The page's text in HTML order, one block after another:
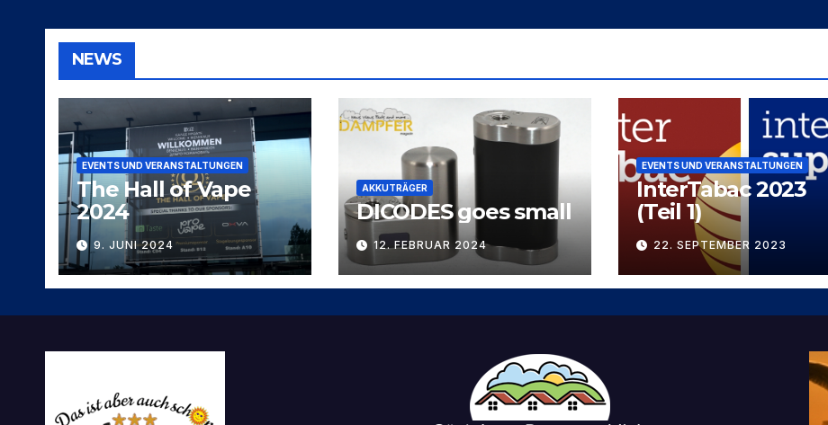
NEWS
EVENTS UND VERANSTALTUNGEN
The Hall of Vape
2024
9. JUNI 2024
AKKUTRÄGER
DICODES goes small
12. FEBRUAR 2024
EVENTS UND VERANSTALTUNGEN
InterTabac 2023
(Teil 1)
22. SEPTEMBER 2023